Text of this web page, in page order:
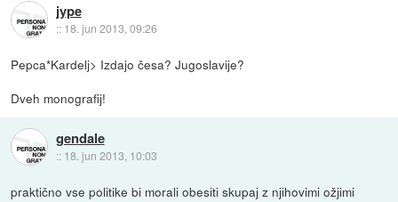
jype
:: 18. jun 2013, 09:26
Pepca*Kardelj> Izdajo česa? Jugoslavije?
Dveh monografij!
gendale
:: 18. jun 2013, 10:03
praktično vse politike bi morali obesiti skupaj z njihovimi ožjimi